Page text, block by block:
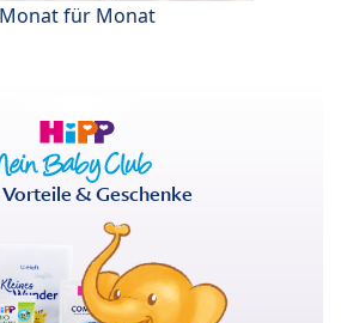
für Monat
& Geschenke